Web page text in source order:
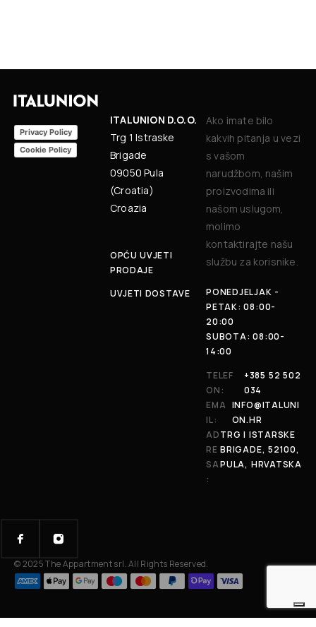
Privacy Policy
Cookie Policy
ITALUNION D.O.O.
Trg 1 Istraske
Brigade
09050 Pula
(Croatia)
Croazia
OPĆU UVJETI
PRODAJE
UVJETI DOSTAVE
Ako imate bilo
kakvih pitanja u vezi
s vašom
narudžbom, našim
proizvodima ili
našom uslugom,
molimo
kontaktirajte našu
službu za korisnike.
PONEDJELJAK -
PETAK: 08:00-
20:00
SUBOTA: 08:00-
14:00
TELEF
ON:
+385 52 502
034
EMA
IL:
INFO@ITALUNI
ON.HR
AD
RE
SA
:
TRG I ISTARSKE
BRIGADE, 52100,
PULA, HRVATSKA
© 2025 The Appartment srl. All Rights Reserved.